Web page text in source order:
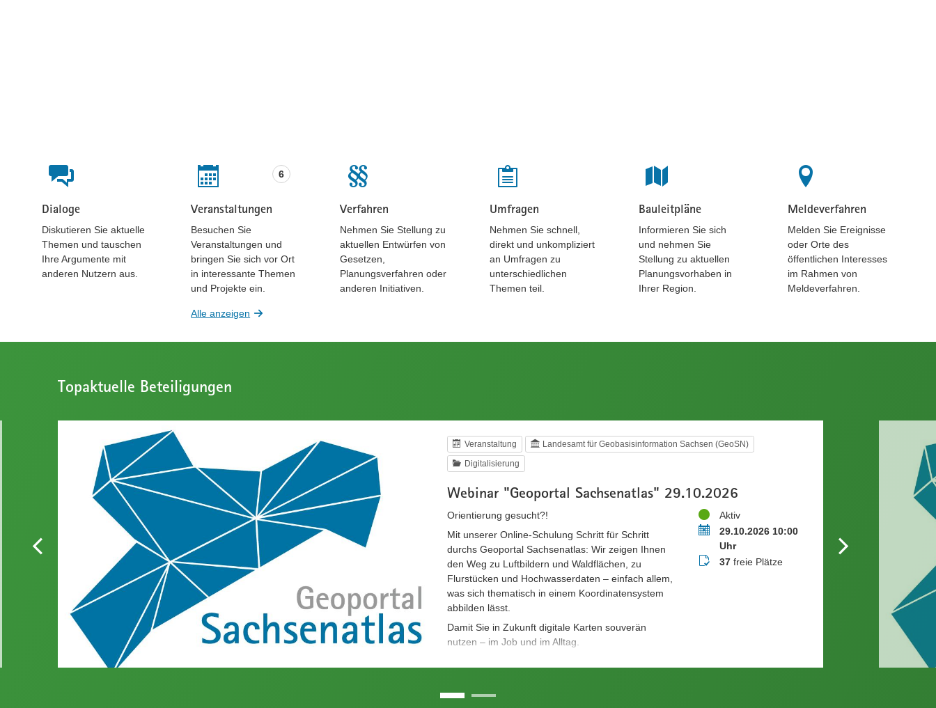
Beteiligungsformate
Dialoge
Beteiligungen
Diskutieren Sie aktuelle
Themen und tauschen
Ihre Argumente mit
anderen Nutzern aus.
Veranstaltungen
6
Beteiligungen
Besuchen Sie
Veranstaltungen und
bringen Sie sich vor Ort
in interessante Themen
und Projekte ein.
Alle anzeigen
Verfahren
Beteiligungen
Nehmen Sie Stellung zu
aktuellen Entwürfen von
Gesetzen,
Planungsverfahren oder
anderen Initiativen.
Umfragen
Beteiligungen
Nehmen Sie schnell,
direkt und unkompliziert
an Umfragen zu
unterschiedlichen
Themen teil.
Bauleitpläne
Beteiligungen
Informieren Sie sich
und nehmen Sie
Stellung zu aktuellen
Planungsvorhaben in
Ihrer Region.
Meldeverfahren
Beteiligungen
Melden Sie Ereignisse
oder Orte des
öffentlichen Interesses
im Rahmen von
Meldeverfahren.
Topaktuelle Beteiligungen
Veranstaltung Landesamt für Geobasisinformation Sachsen (GeoSN)
Digitalisierung
Webinar "Geoportal Sachsenatlas" 29.10.2026
Orientierung gesucht?!
Mit unserer Online-Schulung Schritt für Schritt
durchs Geoportal Sachsenatlas: Wir zeigen Ihnen
den Weg zu Luftbildern und Waldflächen, zu
Flurstücken und Hochwasserdaten – einfach allem,
was sich thematisch in einem Koordinatensystem
abbilden lässt.
Damit Sie in Zukunft digitale Karten souverän
nutzen – im Job und im Alltag.
StatusAktiv
Termin29.10.2026 10:00
Uhr
Buchungsstatus
37freie Plätze